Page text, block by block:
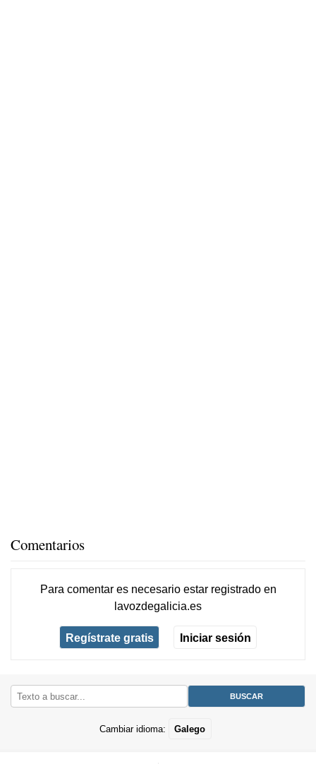
Comentarios
Para comentar es necesario estar registradoen
lavozdegalicia.es
Regístrate gratis Iniciar sesión
Cambiar idioma: Galego